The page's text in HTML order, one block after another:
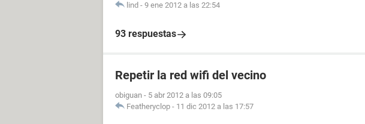
lind - 9 ene 2012 a las 22:54
93 respuestas
Repetir la red wifi del vecino
obiguan - 5 abr 2012 a las 09:05
Featheryclop - 11 dic 2012 a las 17:57